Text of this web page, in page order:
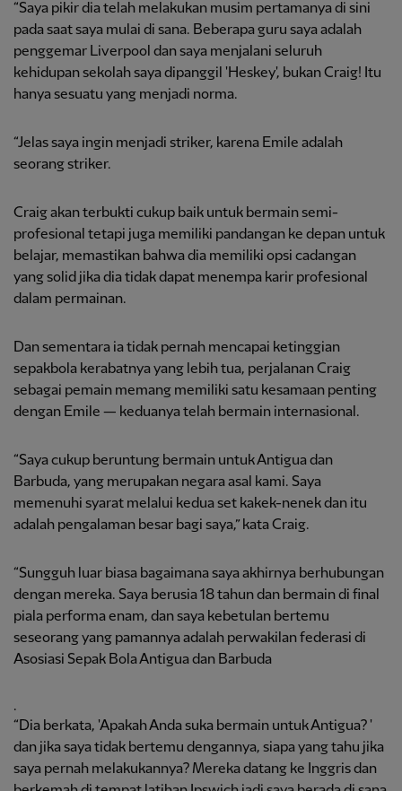
“Saya pikir dia telah melakukan musim pertamanya di sini
pada saat saya mulai di sana. Beberapa guru saya adalah
penggemar Liverpool dan saya menjalani seluruh
kehidupan sekolah saya dipanggil 'Heskey', bukan Craig! Itu
hanya sesuatu yang menjadi norma.
“Jelas saya ingin menjadi striker, karena Emile adalah
seorang striker.
Craig akan terbukti cukup baik untuk bermain semi-
profesional tetapi juga memiliki pandangan ke depan untuk
belajar, memastikan bahwa dia memiliki opsi cadangan
yang solid jika dia tidak dapat menempa karir profesional
dalam permainan.
Dan sementara ia tidak pernah mencapai ketinggian
sepakbola kerabatnya yang lebih tua, perjalanan Craig
sebagai pemain memang memiliki satu kesamaan penting
dengan Emile — keduanya telah bermain internasional.
“Saya cukup beruntung bermain untuk Antigua dan
Barbuda, yang merupakan negara asal kami. Saya
memenuhi syarat melalui kedua set kakek-nenek dan itu
adalah pengalaman besar bagi saya,” kata Craig.
“Sungguh luar biasa bagaimana saya akhirnya berhubungan
dengan mereka. Saya berusia 18 tahun dan bermain di final
piala performa enam, dan saya kebetulan bertemu
seseorang yang pamannya adalah perwakilan federasi di
Asosiasi Sepak Bola Antigua dan Barbuda
.
“Dia berkata, 'Apakah Anda suka bermain untuk Antigua? '
dan jika saya tidak bertemu dengannya, siapa yang tahu jika
saya pernah melakukannya? Mereka datang ke Inggris dan